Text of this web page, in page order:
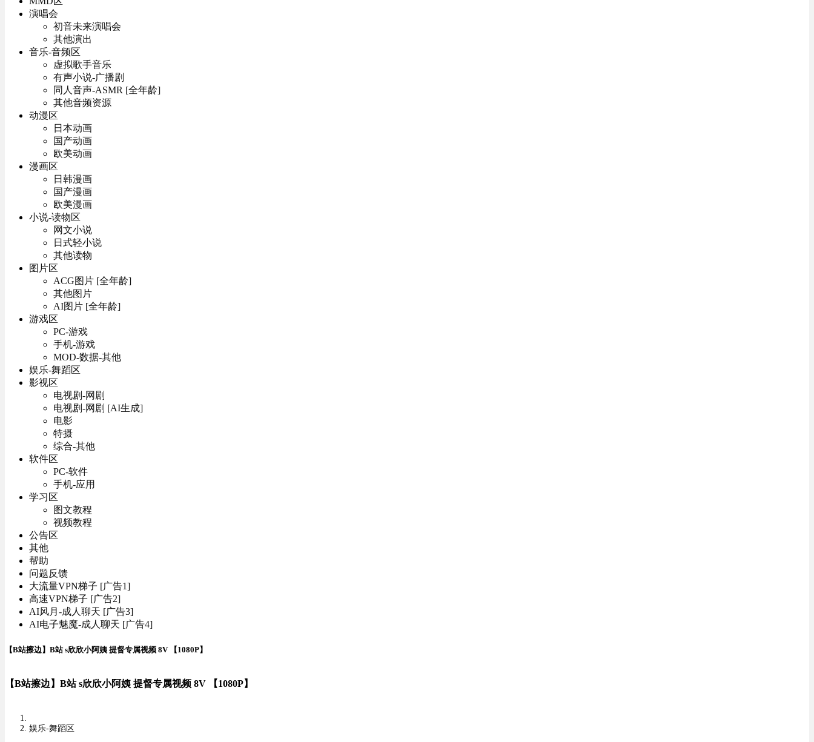
演唱会
初音未来演唱会
其他演出
音乐-音频区
虚拟歌手音乐
有声小说-广播剧
同人音声-ASMR [全年龄]
其他音频资源
动漫区
日本动画
国产动画
欧美动画
漫画区
日韩漫画
国产漫画
欧美漫画
小说-读物区
网文小说
日式轻小说
其他读物
图片区
ACG图片 [全年龄]
其他图片
AI图片 [全年龄]
游戏区
PC-游戏
手机-游戏
MOD-数据-其他
娱乐-舞蹈区
影视区
电视剧-网剧
电视剧-网剧 [AI生成]
电影
特摄
综合-其他
软件区
PC-软件
手机-应用
学习区
图文教程
视频教程
公告区
其他
帮助
问题反馈
大流量VPN梯子 [广告1]
高速VPN梯子 [广告2]
AI风月-成人聊天 [广告3]
AI电子魅魔-成人聊天 [广告4]
【B站擦边】B站 s欣欣小阿姨 提督专属视频 8V 【1080P】
【B站擦边】B站 s欣欣小阿姨 提督专属视频 8V 【1080P】
娱乐-舞蹈区